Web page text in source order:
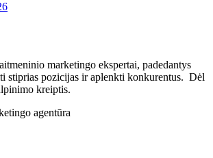
marketingo ekspertai, padedantys
stiprias pozicijas ir aplenkti konkurentus. Dėl
kreiptis.